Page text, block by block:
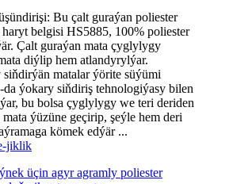
Bu çalt guraýan poliester
belgisi HS5885, 100% poliester
Çalt guraýan mata çyglylygy
diýlip hem atlandyrylýar.
matalar ýörite süýümi
da ýokary siňdiriş tehnologiýasy bilen
bu bolsa çyglylygy we teri deriden
ýüzüne geçirip, şeýle hem deri
kömek edýär ...
jiklik